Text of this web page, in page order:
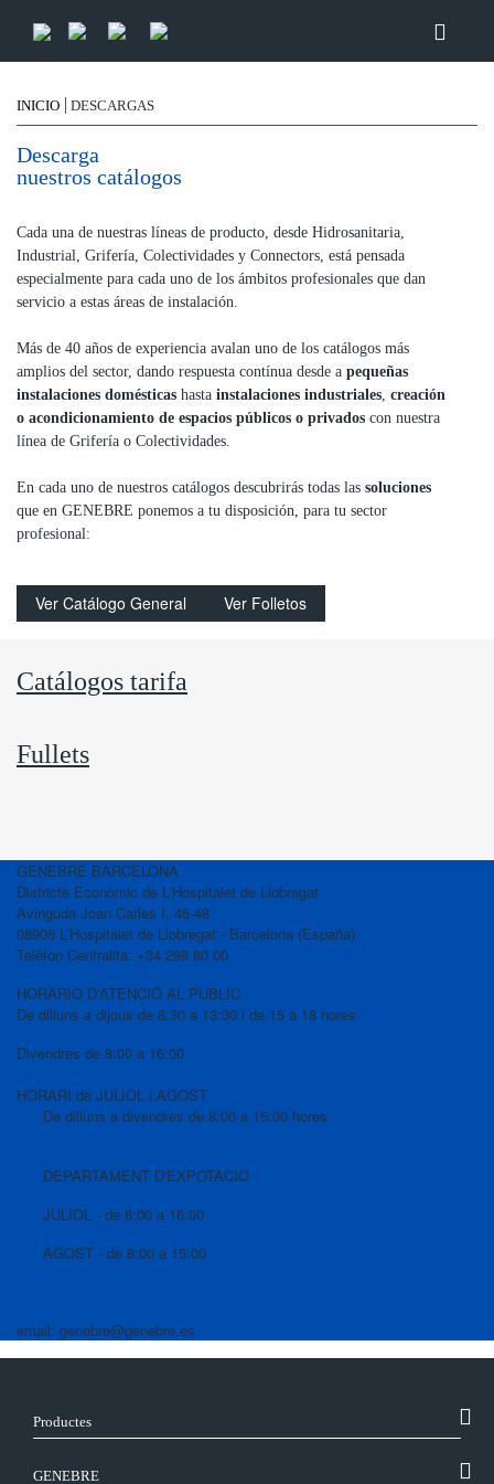
INICIO DESCARGAS
Descarga
nuestros catálogos
Cada una de nuestras líneas de producto, desde Hidrosanitaria,
Industrial, Grifería, Colectividades y Connectors, está pensada
especialmente para cada uno de los ámbitos profesionales que dan
servicio a estas áreas de instalación.
Más de 40 años de experiencia avalan uno de los catálogos más
amplios del sector, dando respuesta contínua desde a pequeñas
instalaciones domésticas hasta instalaciones industriales, creación
o acondicionamiento de espacios públicos o privados con nuestra
línea de Grifería o Colectividades.
En cada uno de nuestros catálogos descubrirás todas las soluciones
que en GENEBRE ponemos a tu disposición, para tu sector
profesional:
Ver Catálogo General Ver Folletos
Catálogos tarifa
Fullets
GENEBRE BARCELONA
Districte Econòmic de L'Hospitalet de Llobregat
Avinguda Joan Carles I, 46-48
08908 L'Hospitalet de Llobregat - Barcelona (España)
Telèfon Centralita: +34 298 80 00
HORARIO D'ATENCIÓ AL PUBLIC
De dilluns a dijous de 8:30 a 13:30 i de 15 a 18 hores
Divendres de 8:00 a 16:00
HORARI de JULIOL i AGOST
De dilluns a divendres de 8:00 a 15:00 hores
DEPARTAMENT D'EXPOTACIO
JULIOL - de 8:00 a 16:00
AGOST - de 8:00 a 15:00
email: genebre@genebre.es
Productes
GENEBRE